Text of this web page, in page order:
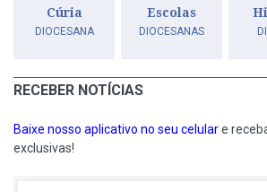
Cúria
DIOCESANA
Escolas
DIOCESANAS
RECEBER NOTÍCIAS
Baixe nosso aplicativo no seu celulare
exclusivas!